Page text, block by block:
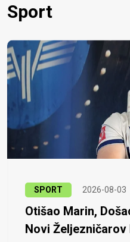
Sport
SPORT 2026-08-03
Otišao Marin,
Novi Željezničarov